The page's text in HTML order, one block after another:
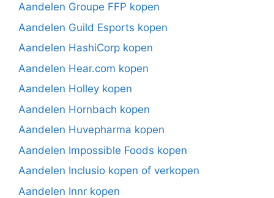
Aandelen Groupe FFP kopen
Aandelen Guild Esports kopen
Aandelen HashiCorp kopen
Aandelen Hear.com kopen
Aandelen Holley kopen
Aandelen Hornbach kopen
Aandelen Huvepharma kopen
Aandelen Impossible Foods kopen
Aandelen Inclusio kopen of verkopen
Aandelen Innr kopen